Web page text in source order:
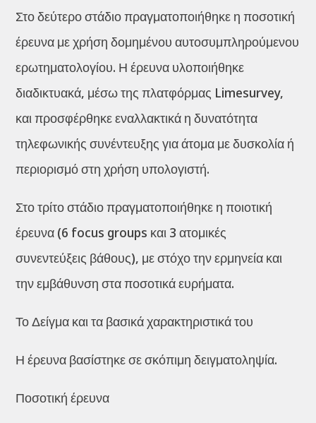
Στο δεύτερο στάδιο πραγματοποιήθηκε η ποσοτική
έρευνα με χρήση δομημένου αυτοσυμπληρούμενου
ερωτηματολογίου. Η έρευνα υλοποιήθηκε
διαδικτυακά, μέσω της πλατφόρμας Limesurvey,
και προσφέρθηκε εναλλακτικά η δυνατότητα
τηλεφωνικής συνέντευξης για άτομα με δυσκολία ή
περιορισμό στη χρήση υπολογιστή.
Στο τρίτο στάδιο πραγματοποιήθηκε η ποιοτική
έρευνα (6 focus groups και 3 ατομικές
συνεντεύξεις βάθους), με στόχο την ερμηνεία και
την εμβάθυνση στα ποσοτικά ευρήματα.
Το Δείγμα και τα βασικά χαρακτηριστικά του
Η έρευνα βασίστηκε σε σκόπιμη δειγματοληψία.
Ποσοτική έρευνα